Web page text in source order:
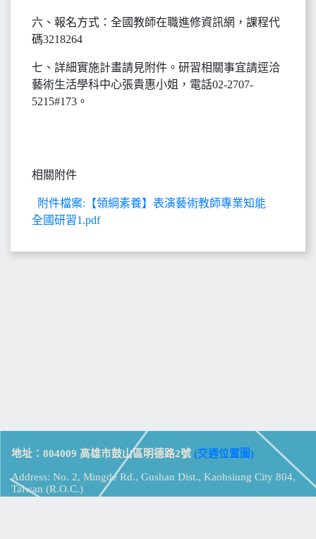
六、報名方式：全國教師在職進修資訊網，課程代
碼3218264
七、詳細實施計畫請見附件。研習相關事宜請逕洽
藝術生活學科中心張貴惠小姐，電話02-2707-
5215#173。
相關附件
附件檔案:【領綱素養】表演藝術教師專業知能
全國研習1.pdf
地址：804009 高雄市鼓山區明德路2號 (交通位置圖)
Address: No. 2, Mingde Rd., Gushan Dist., Kaohsiung City 804,
Taiwan (R.O.C.)